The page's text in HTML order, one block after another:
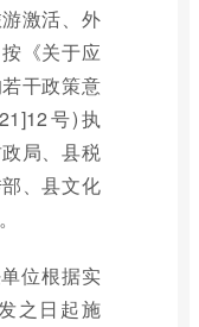
激活、外
《关于应
干政策意
号)执
局、县税
、县文化
位根据实
之日起施